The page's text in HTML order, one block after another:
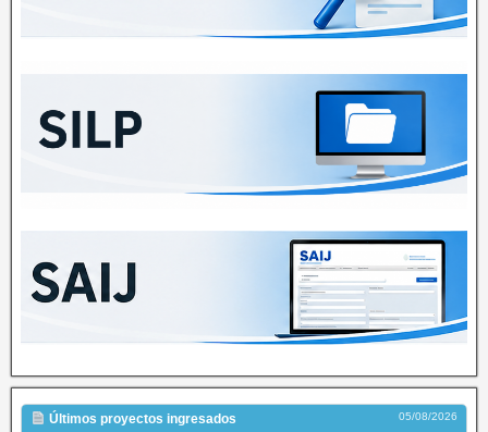
Últimos proyectos ingresados 05/08/2026